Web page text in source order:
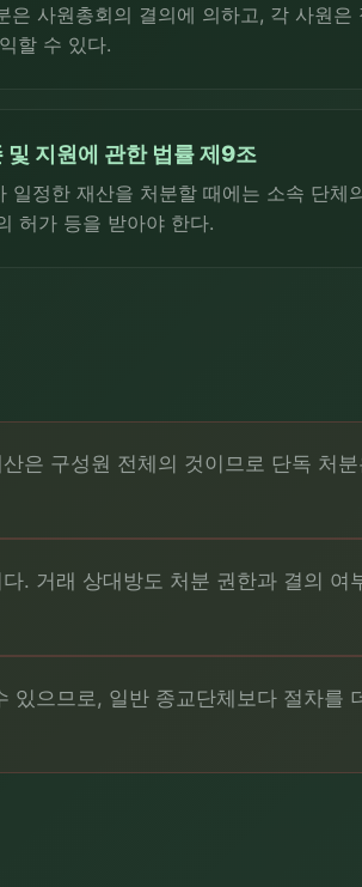
은 사원총회의 결의에 의하고, 각 사원은
할 수 있다.
및 지원에 관한 법률 제9조
일정한 재산을 처분할 때에는 소속 단체
허가 등을 받아야 한다.
은 구성원 전체의 것이므로 단독 처
. 거래 상대방도 처분 권한과 결의 여
있으므로, 일반 종교단체보다 절차를